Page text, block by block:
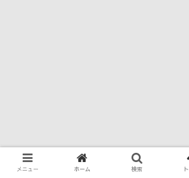
メニュー ホーム 検索